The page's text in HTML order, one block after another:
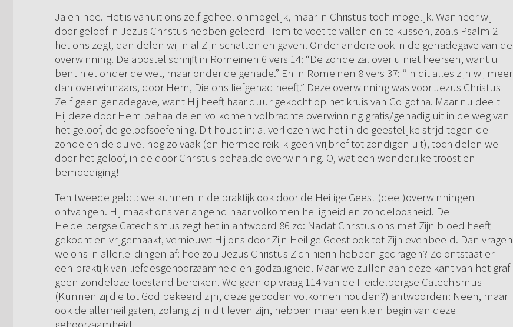
Ja en nee. Het is vanuit ons zelf geheel onmogelijk, maar in Christus toch mogelijk. Wanneer wij
door geloof in Jezus Christus hebben geleerd Hem te voet te vallen en te kussen, zoals Psalm 2
het ons zegt, dan delen wij in al Zijn schatten en gaven. Onder andere ook in de genadegave van de
overwinning. De apostel schrijft in Romeinen 6 vers 14: “De zonde zal over u niet heersen, want u
bent niet onder de wet, maar onder de genade.” En in Romeinen 8 vers 37: “In dit alles zijn wij meer
dan overwinnaars, door Hem, Die ons liefgehad heeft.” Deze overwinning was voor Jezus Christus
Zelf geen genadegave, want Hij heeft haar duur gekocht op het kruis van Golgotha. Maar nu deelt
Hij deze door Hem behaalde en volkomen volbrachte overwinning gratis/genadig uit in de weg van
het geloof, de geloofsoefening. Dit houdt in: al verliezen we het in de geestelijke strijd tegen de
zonde en de duivel nog zo vaak (en hiermee reik ik geen vrijbrief tot zondigen uit), toch delen we
door het geloof, in de door Christus behaalde overwinning. O, wat een wonderlijke troost en
bemoediging!
Ten tweede geldt: we kunnen in de praktijk ook door de Heilige Geest (deel)overwinningen
ontvangen. Hij maakt ons verlangend naar volkomen heiligheid en zondeloosheid. De
Heidelbergse Catechismus zegt het in antwoord 86 zo: Nadat Christus ons met Zijn bloed heeft
gekocht en vrijgemaakt, vernieuwt Hij ons door Zijn Heilige Geest ook tot Zijn evenbeeld. Dan vragen
we ons in allerlei dingen af: hoe zou Jezus Christus Zich hierin hebben gedragen? Zo ontstaat er
een praktijk van liefdesgehoorzaamheid en godzaligheid. Maar we zullen aan deze kant van het graf
geen zondeloze toestand bereiken. We gaan op vraag 114 van de Heidelbergse Catechismus
(Kunnen zij die tot God bekeerd zijn, deze geboden volkomen houden?) antwoorden: Neen, maar
ook de allerheiligsten, zolang zij in dit leven zijn, hebben maar een klein begin van deze